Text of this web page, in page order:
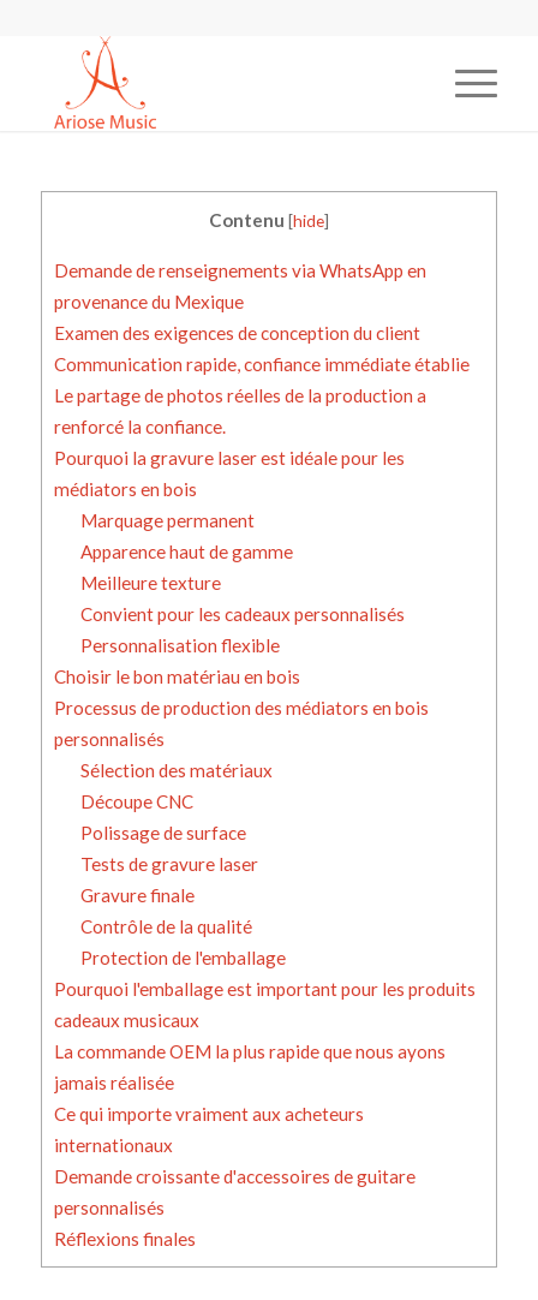
Contenu [hide]
Demande de renseignements via WhatsApp en
provenance du Mexique
Examen des exigences de conception du client
Communication rapide, confiance immédiate établie
Le partage de photos réelles de la production a
renforcé la confiance.
Pourquoi la gravure laser est idéale pour les
médiators en bois
Marquage permanent
Apparence haut de gamme
Meilleure texture
Convient pour les cadeaux personnalisés
Personnalisation flexible
Choisir le bon matériau en bois
Processus de production des médiators en bois
personnalisés
Sélection des matériaux
Découpe CNC
Polissage de surface
Tests de gravure laser
Gravure finale
Contrôle de la qualité
Protection de l'emballage
Pourquoi l'emballage est important pour les produits
cadeaux musicaux
La commande OEM la plus rapide que nous ayons
jamais réalisée
Ce qui importe vraiment aux acheteurs
internationaux
Demande croissante d'accessoires de guitare
personnalisés
Réflexions finales